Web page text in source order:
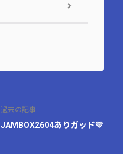
過去の記事
JAMBOX2604ありガッド💛